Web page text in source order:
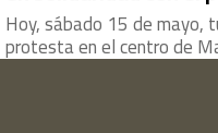
Hoy, sábado 15 de mayo,
protesta en el centro de